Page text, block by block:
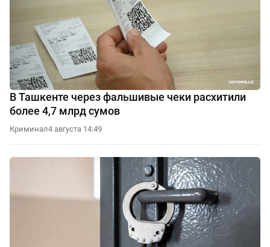
В Ташкенте через фальшивые чеки расхитили
более 4,7 млрд сумов
Криминал4 августа 14:49